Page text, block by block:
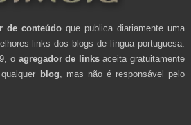
de conteúdo que publica diariamente uma
links dos blogs de língua portuguesa.
o agregador de linksaceita gratuitamente
blog , mas não é responsável pelo